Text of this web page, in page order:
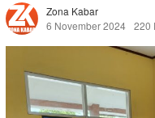
Zona Kabar
6 November 2024 220